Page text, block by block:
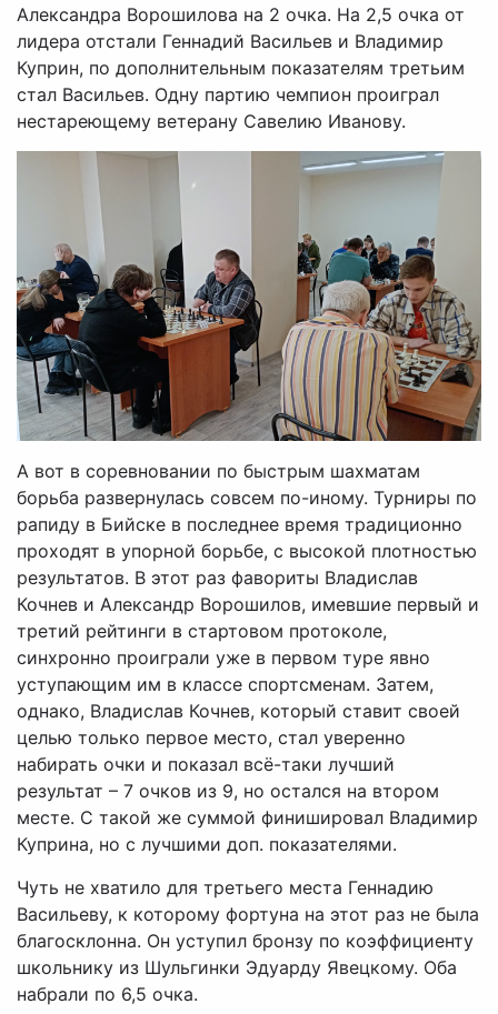
Александра Ворошилова на 2 очка. На 2,5 очка от
лидера отстали Геннадий Васильев и Владимир
Куприн, по дополнительным показателям третьим
стал Васильев. Одну партию чемпион проиграл
нестареющему ветерану Савелию Иванову.
А вот в соревновании по быстрым шахматам
борьба развернулась совсем по-иному. Турниры по
рапиду в Бийске в последнее время традиционно
проходят в упорной борьбе, с высокой плотностью
результатов. В этот раз фавориты Владислав
Кочнев и Александр Ворошилов, имевшие первый и
третий рейтинги в стартовом протоколе,
синхронно проиграли уже в первом туре явно
уступающим им в классе спортсменам. Затем,
однако, Владислав Кочнев, который ставит своей
целью только первое место, стал уверенно
набирать очки и показал всё-таки лучший
результат – 7 очков из 9, но остался на втором
месте. С такой же суммой финишировал Владимир
Куприна, но с лучшими доп. показателями.
Чуть не хватило для третьего места Геннадию
Васильеву, к которому фортуна на этот раз не была
благосклонна. Он уступил бронзу по коэффициенту
школьнику из Шульгинки Эдуарду Явецкому. Оба
набрали по 6,5 очка.